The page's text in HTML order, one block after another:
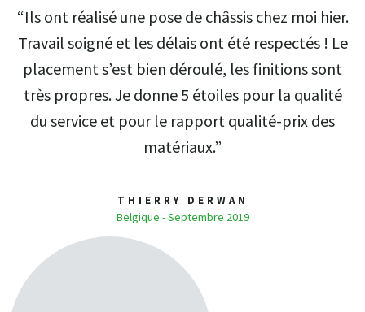
“Ils ont réalisé une pose de châssis chez moi hier.
Travail soigné et les délais ont été respectés ! Le
placement s’est bien déroulé, les finitions sont
très propres. Je donne 5 étoiles pour la qualité
du service et pour le rapport qualité-prix des
matériaux.”
THIERRY DERWAN
Belgique - Septembre 2019